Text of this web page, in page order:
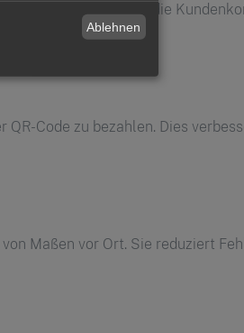
Sie unterstützt die
Code zu bezahlen. Dies
Maßen vor Ort. Sie reduziert
Ablehnen